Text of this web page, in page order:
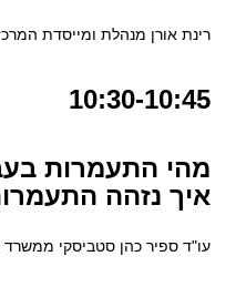
רינת אורן מנהלת ומייסדת
10:30-10:45
מהי התעמרות
איך נזהה
עו"ד ספיר כהן סטביסקי ממשרד